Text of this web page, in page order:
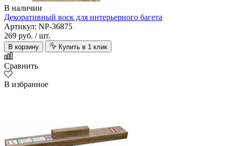
В наличии
Декоративный воск для интерьерного багета
Артикул: NP-36875
269 руб. / шт.
В корзину Купить в 1 клик
Сравнить
В избранное